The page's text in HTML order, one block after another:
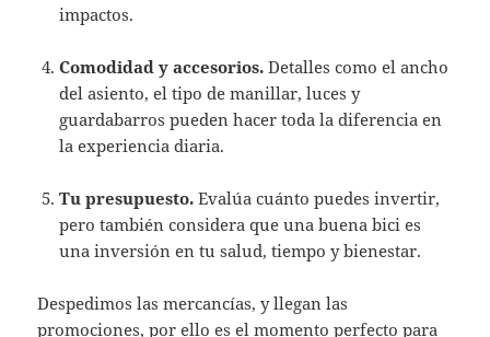
impactos.
Comodidad y accesorios.Detalles como el ancho
del asiento, el tipo de manillar, luces y
guardabarros pueden hacer toda la diferencia en
la experiencia diaria.
Tu presupuesto.Evalúa cuánto puedes invertir,
pero también considera que una buena bici es
una inversión en tu salud, tiempo y bienestar.
Despedimos las mercancías, y llegan las
promociones, por ello es el momento perfecto para